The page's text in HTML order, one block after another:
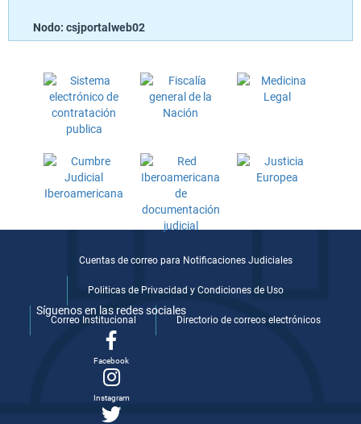
Nodo: csjportalweb02
Cuentas de correo para Notificaciones Judiciales
Politicas de Privacidad y Condiciones de Uso
Correo Institucional Directorio de correos electrónicos
Síguenos en las redes sociales
Facebook
Instagram